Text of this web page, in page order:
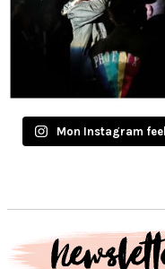
Mon Instagram